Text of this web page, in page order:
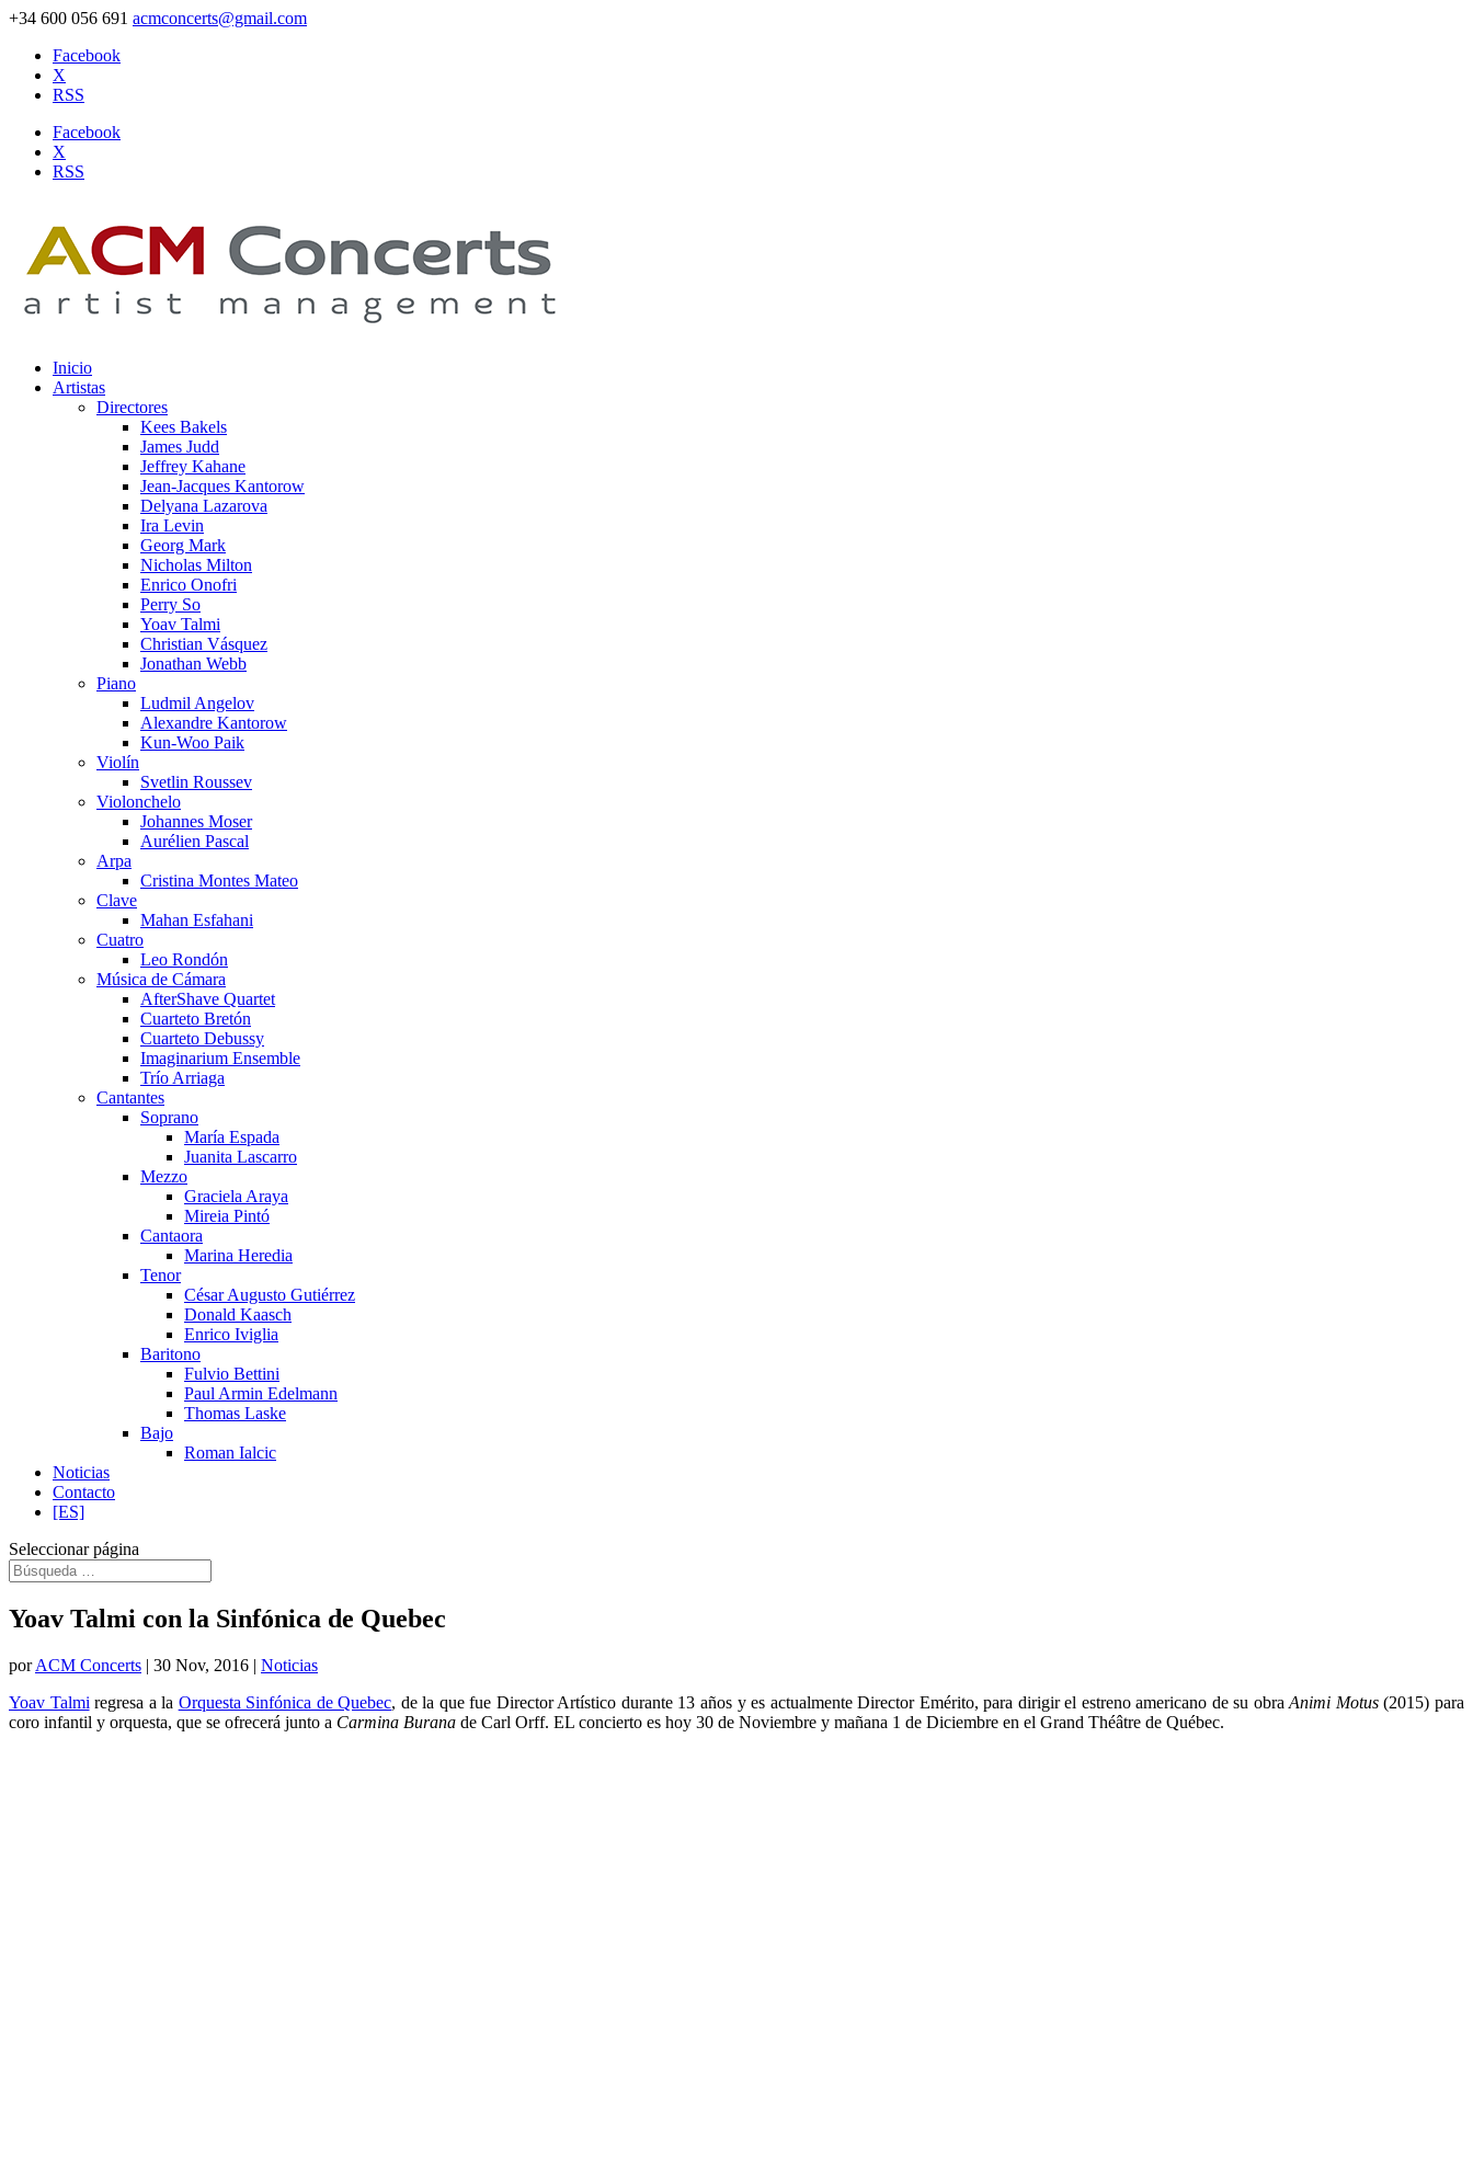
+34 600 056 691 acmconcerts@gmail.com
Facebook
X
RSS
Facebook
X
RSS
Inicio
Artistas
Directores
Kees Bakels
James Judd
Jeffrey Kahane
Jean-Jacques Kantorow
Delyana Lazarova
Ira Levin
Georg Mark
Nicholas Milton
Enrico Onofri
Perry So
Yoav Talmi
Christian Vásquez
Jonathan Webb
Piano
Ludmil Angelov
Alexandre Kantorow
Kun-Woo Paik
Violín
Svetlin Roussev
Violonchelo
Johannes Moser
Aurélien Pascal
Arpa
Cristina Montes Mateo
Clave
Mahan Esfahani
Cuatro
Leo Rondón
Música de Cámara
AfterShave Quartet
Cuarteto Bretón
Cuarteto Debussy
Imaginarium Ensemble
Trío Arriaga
Cantantes
Soprano
María Espada
Juanita Lascarro
Mezzo
Graciela Araya
Mireia Pintó
Cantaora
Marina Heredia
Tenor
César Augusto Gutiérrez
Donald Kaasch
Enrico Iviglia
Baritono
Fulvio Bettini
Paul Armin Edelmann
Thomas Laske
Bajo
Roman Ialcic
Noticias
Contacto
[ES]
Seleccionar página
Yoav Talmi con la Sinfónica de Quebec
porACM Concerts | 30 Nov, 2016 | Noticias
Yoav Talmi regresa a la Orquesta Sinfónica de Quebec, de la que fue Director Artístico durante 13 años y es actualmente Director Emérito, para dirigir el estreno americano de su obraAnimi Motus(2015) para
coro infantil y orquesta, que se ofrecerá junto a Carmina Burana de Carl Orff. EL concierto es hoy 30 de Noviembre y mañana 1 de Diciembre en el Grand Théâtre de Québec.